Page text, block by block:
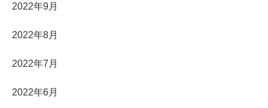
2022年9月
2022年8月
2022年7月
2022年6月